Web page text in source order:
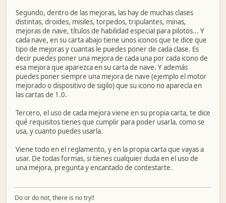
Segundo, dentro de las mejoras, las hay de muchas clases
distintas, droides, misiles, torpedos, tripulantes, minas,
mejoras de nave, títulos de habilidad especial para pilotos... Y
cada nave, en su carta abajo tiene unos iconos que te dice que
tipo de mejoras y cuantas le puedes poner de cada clase. Es
decir puedes poner una mejora de cada una por cada icono de
esa mejora que aparezca en su carta de nave. Y además
puedes poner siempre una mejora de nave (ejemplo el motor
mejorado o dispositivo de sigilo) que su icono no aparecía en
las cartas de 1.0.
Tercero, el uso de cada mejora viene en su propia carta, te dice
qué requisitos tienes que cumplir para poder usarla, como se
usa, y cuanto puedes usarla.
Viene todo en el reglamento, y en la propia carta que vayas a
usar. De todas formas, si tienes cualquier duda en el uso de
una mejora, pregunta y encantado de contestarte.
Do or do not, there is no try!!